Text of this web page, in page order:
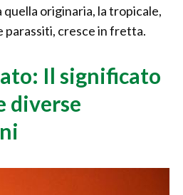
originaria, la tropicale,
parassiti, cresce in fretta.
Il significato
diverse